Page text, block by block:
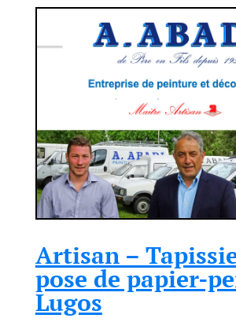
Artisan –
pose de papier-
Lugos